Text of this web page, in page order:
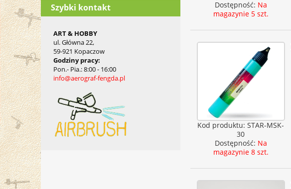
Szybki kontakt
ART & HOBBY
ul. Główna 22,
59-921 Kopaczow
Godziny pracy:
Pon.- Pia.: 8:00 - 16:00
info@aerograf-fengda.pl
Dostępność: Na
magazynie 5 szt.
Kod produktu: STAR-MSK-
30
Dostępność: Na
magazynie 8 szt.